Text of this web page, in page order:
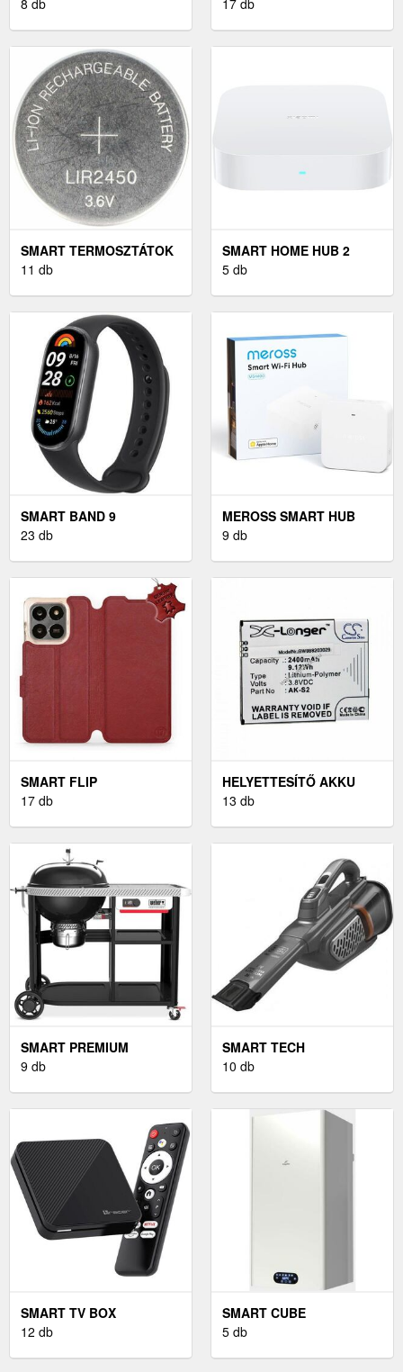
SMART TERMOSZTÁTOK
11 db
SMART HOME HUB 2
5 db
SMART BAND 9
23 db
MEROSS SMART HUB
9 db
SMART FLIP
TELEFONTOK
17 db
HELYETTESÍTŐ AKKU
EMPORIA SMART
13 db
SMART PREMIUM
9 db
SMART TECH
10 db
SMART TV BOX
12 db
SMART CUBE
5 db